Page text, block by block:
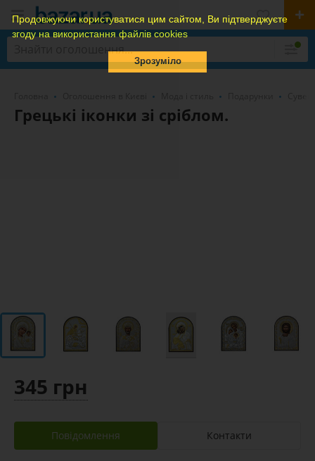
Продовжуючи користуватися цим сайтом, Ви підтверджуєте
згоду на використання файлів cookies
Зрозуміло
Грецькі іконки зі сріблом.
345 грн
Повідомлення Контакти